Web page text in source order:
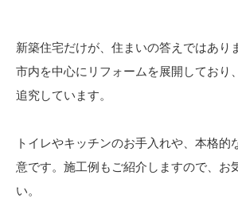
新築住宅だけが、住まいの答えではあり
市内を中心にリフォームを展開しており
追究しています。
トイレやキッチンのお手入れや、本格的
意です。施工例もご紹介しますので、お
い。